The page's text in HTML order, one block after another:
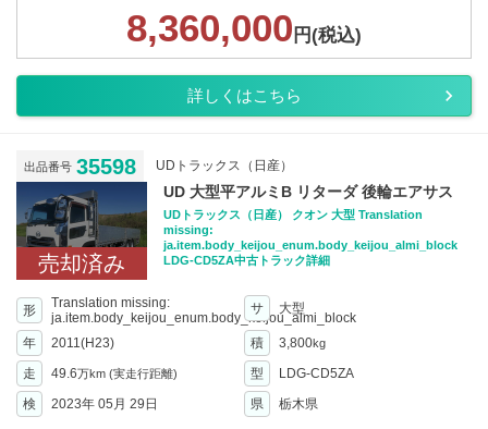
8,360,000 円(税込)
詳しくはこちら
出品番号 35598 UDトラックス（日産）
売却済み
UD 大型平アルミB リターダ 後輪エアサス
UDトラックス（日産） クオン 大型 Translation
missing:
ja.item.body_keijou_enum.body_keijou_almi_block
LDG-CD5ZA中古トラック詳細
形
Translation missing:
ja.item.body_keijou_enum.body_keijou_almi_block
サ 大型
年 2011(H23) 積 3,800kg
走 49.6万km (実走行距離) 型
LDG-CD5ZA
検
2023年 05月 29日 県 栃木県